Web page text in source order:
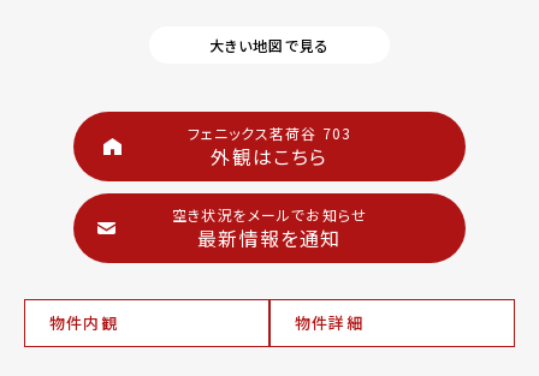
大きい地図で見る
フェニックス茗荷谷 703
外観はこちら
空き状況をメールでお知らせ
最新情報を通知
物件内観 物件詳細